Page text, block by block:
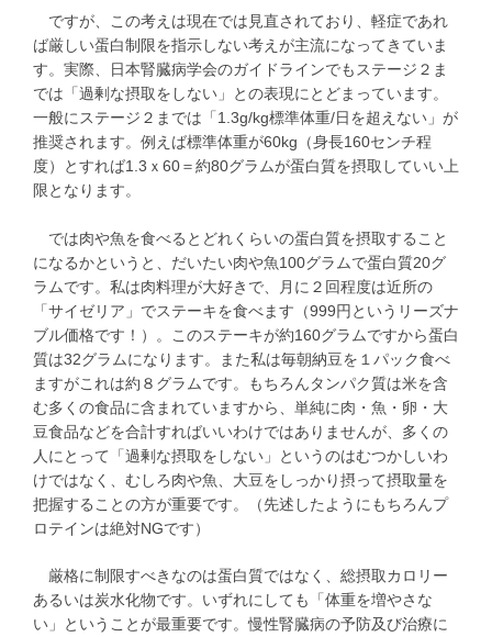
ですが、この考えは現在では見直されており、軽症であれ
ば厳しい蛋白制限を指示しない考えが主流になってきていま
す。実際、日本腎臓病学会のガイドラインでもステージ２ま
では「過剰な摂取をしない」との表現にとどまっています。
一般にステージ２までは「1.3g/kg標準体重/日を超えない」が
推奨されます。例えば標準体重が60kg（身長160センチ程
度）とすれば1.3ｘ60＝約80グラムが蛋白質を摂取していい上
限となります。
では肉や魚を食べるとどれくらいの蛋白質を摂取すること
になるかというと、だいたい肉や魚100グラムで蛋白質20グ
ラムです。私は肉料理が大好きで、月に２回程度は近所の
「サイゼリア」でステーキを食べます（999円というリーズナ
ブル価格です！）。このステーキが約160グラムですから蛋白
質は32グラムになります。また私は毎朝納豆を１パック食べ
ますがこれは約８グラムです。もちろんタンパク質は米を含
む多くの食品に含まれていますから、単純に肉・魚・卵・大
豆食品などを合計すればいいわけではありませんが、多くの
人にとって「過剰な摂取をしない」というのはむつかしいわ
けではなく、むしろ肉や魚、大豆をしっかり摂って摂取量を
把握することの方が重要です。（先述したようにもちろんプ
ロテインは絶対NGです）
厳格に制限すべきなのは蛋白質ではなく、総摂取カロリー
あるいは炭水化物です。いずれにしても「体重を増やさな
い」ということが最重要です。慢性腎臓病の予防及び治療に